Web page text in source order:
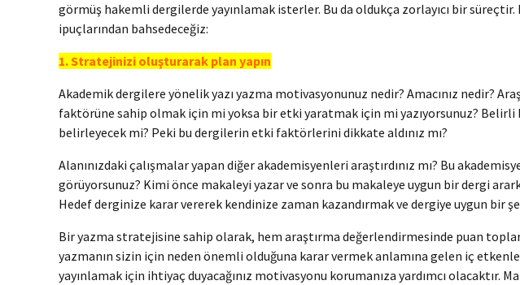
görmüş hakemli dergilerde yayınlamak isterler. Bu da oldukça zorlayıcı bir süreçtir.
ipuçlarından bahsedeceğiz:
1. Stratejinizi oluşturarak plan yapın
Akademik dergilere yönelik yazı yazma motivasyonunuz nedir? Amacınız nedir?
faktörüne sahip olmak için mi yoksa bir etki yaratmak için mi yazıyorsunuz?
belirleyecek mi? Peki bu dergilerin etki faktörlerini dikkate aldınız mı?
Alanınızdaki çalışmalar yapan diğer akademisyenleri araştırdınız mı? Bu
görüyorsunuz? Kimi önce makaleyi yazar ve sonra bu makaleye uygun bir dergi
Hedef derginize karar vererek kendinize zaman kazandırmak ve dergiye uygun bir
Bir yazma stratejisine sahip olarak, hem araştırma değerlendirmesinde puan
yazmanın sizin için neden önemli olduğuna karar vermek anlamına gelen iç
yayınlamak için ihtiyaç duyacağınız motivasyonu korumanıza yardımcı olacaktır.